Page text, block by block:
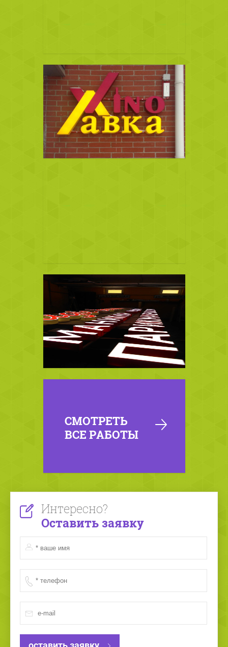
СМОТРЕТЬ
ВСЕ РАБОТЫ
Интересно?
Оставить заявку